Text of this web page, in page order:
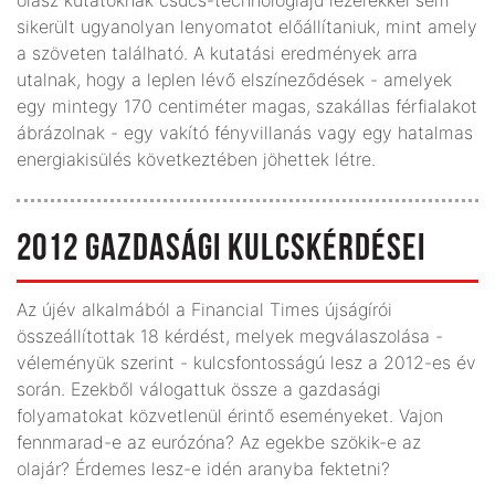
sikerült ugyanolyan lenyomatot előállítaniuk, mint amely
a szöveten található. A kutatási eredmények arra
utalnak, hogy a leplen lévő elszíneződések - amelyek
egy mintegy 170 centiméter magas, szakállas férfialakot
ábrázolnak - egy vakító fényvillanás vagy egy hatalmas
energiakisülés következtében jöhettek létre.
2012 GAZDASÁGI KULCSKÉRDÉSEI
Az újév alkalmából a Financial Times újságírói
összeállítottak 18 kérdést, melyek megválaszolása -
véleményük szerint - kulcsfontosságú lesz a 2012-es év
során. Ezekből válogattuk össze a gazdasági
folyamatokat közvetlenül érintő eseményeket. Vajon
fennmarad-e az eurózóna? Az egekbe szökik-e az
olajár? Érdemes lesz-e idén aranyba fektetni?